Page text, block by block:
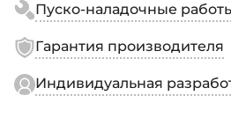
Пуско-наладочные
Гарантия производителя
Индивидуальная